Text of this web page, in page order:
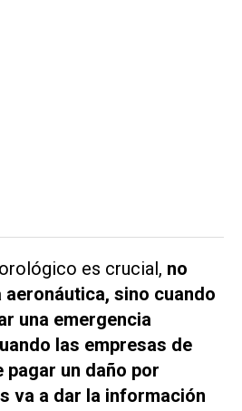
es crucial, no
sino cuando
una emergencia
las empresas de
pagar un daño por
va a dar la información